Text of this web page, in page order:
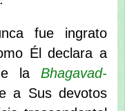
fue ingrato
Él declara a
la Bhagavad-
a Sus devotos